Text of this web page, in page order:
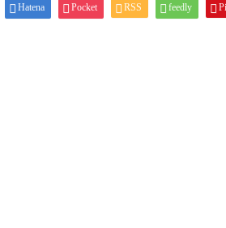
Hatena Pocket RSS feedly